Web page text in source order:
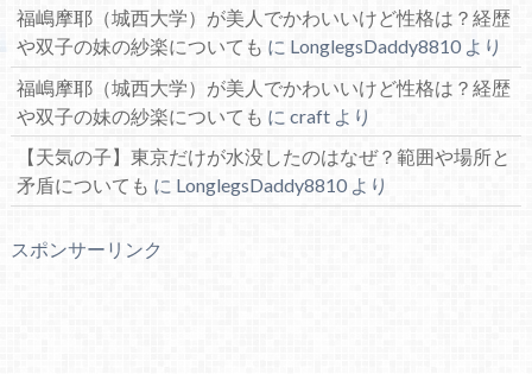
福嶋摩耶（城西大学）が美人でかわいいけど性格は？経歴
や双子の妹の紗楽についても に LonglegsDaddy8810より
福嶋摩耶（城西大学）が美人でかわいいけど性格は？経歴
や双子の妹の紗楽についても に craftより
【天気の子】東京だけが水没したのはなぜ？範囲や場所と
矛盾についても に LonglegsDaddy8810より
スポンサーリンク